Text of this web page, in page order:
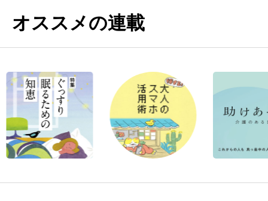
オススメの連載